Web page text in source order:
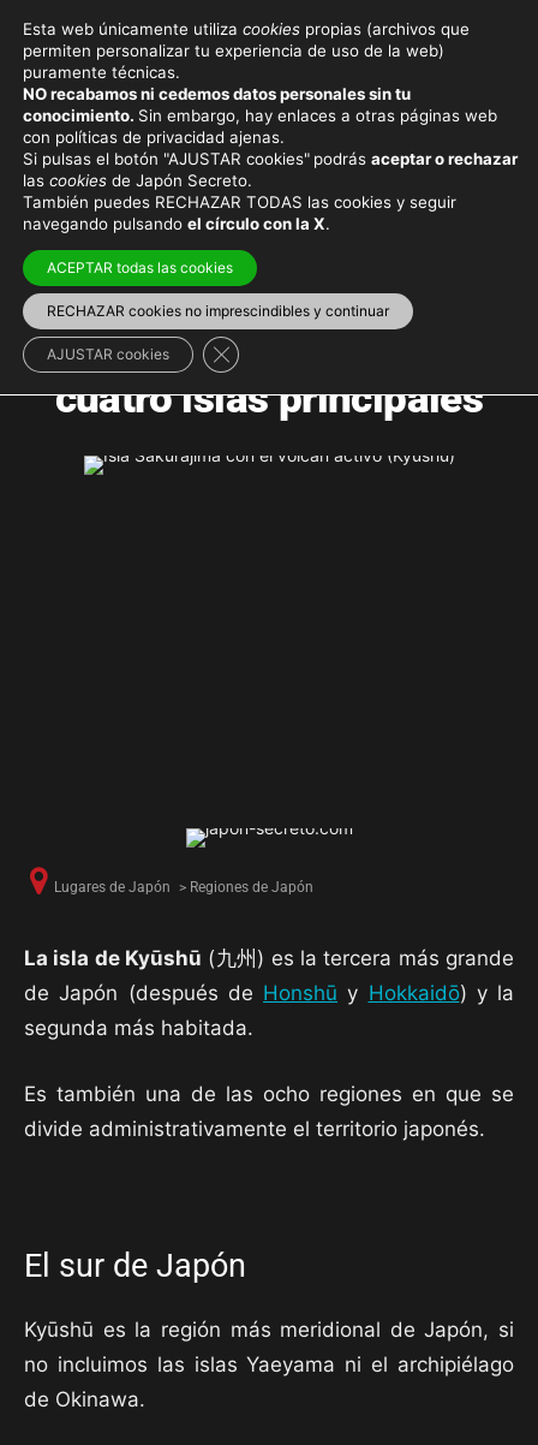
Kyushu
九州
La más meridional de las
cuatro islas principales
Lugares de Japón > Regiones de Japón
La isla de Kyūshū (九州) es la tercera más grande
de Japón (después de Honshū y Hokkaidō) y la
segunda más habitada.
Es también una de las ocho regiones en que se
divide administrativamente el territorio japonés.
El sur de Japón
Kyūshū es la región más meridional de Japón, si
no incluimos las islas Yaeyama ni el archipiélago
de Okinawa.
Esta web únicamente utiliza cookies propias (archivos que
permiten personalizar tu experiencia de uso de la web)
puramente técnicas.
NO recabamos ni cedemos datos personales sin tu
conocimiento. Sin embargo, hay enlaces a otras páginas web
con políticas de privacidad ajenas.
Si pulsas el botón "AJUSTAR cookies" podrás aceptar o rechazar
las cookies de Japón Secreto.
También puedes RECHAZAR TODAS las cookies y seguir
navegando pulsando el círculo con la X.
ACEPTAR todas las cookies
RECHAZAR cookies no imprescindibles y continuar
AJUSTAR cookies Cerrar el banner de cookies RGPD